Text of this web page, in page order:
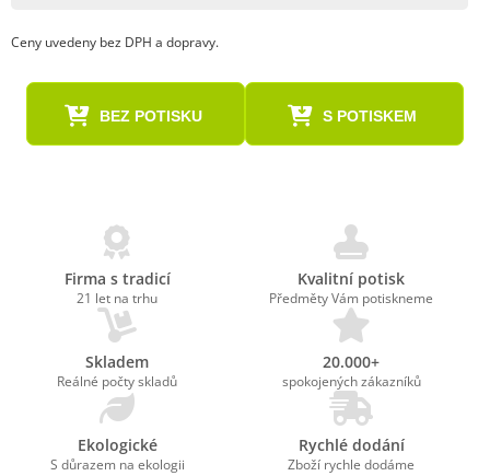
Ceny uvedeny bez DPH a dopravy.
BEZ POTISKU S POTISKEM
Firma s tradicí
21 let na trhu
Kvalitní potisk
Předměty Vám potiskneme
Skladem
Reálné počty skladů
20.000+
spokojených zákazníků
Ekologické
S důrazem na ekologii
Rychlé dodání
Zboží rychle dodáme